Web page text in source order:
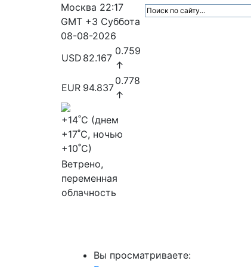
Москва 22:17
GMT +3 Суббота
08-08-2026
USD 82.167
0.759
↑
EUR 94.837
0.778
↑
+14˚C (днем
+17˚C, ночью
+10˚C)
Ветрено,
переменная
облачность
Вы просматриваете: